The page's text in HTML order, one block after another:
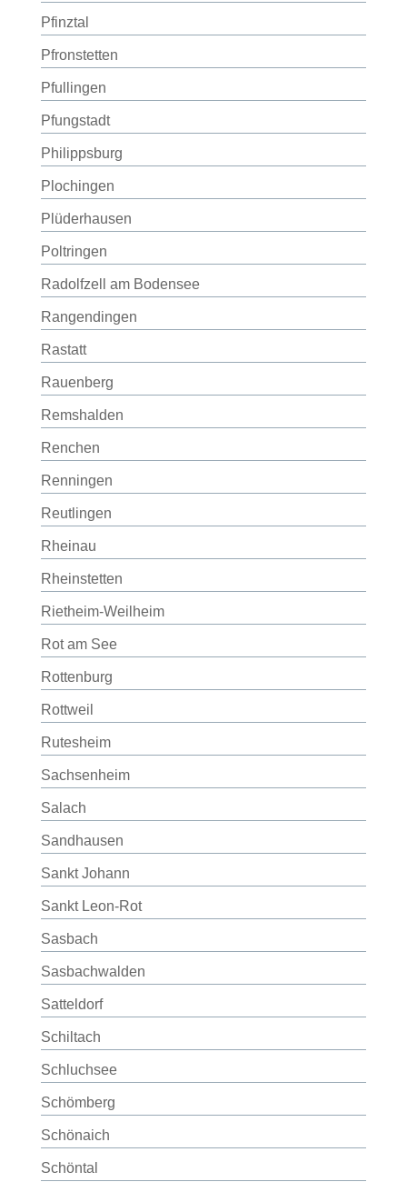
Pfinztal
Pfronstetten
Pfullingen
Pfungstadt
Philippsburg
Plochingen
Plüderhausen
Poltringen
Radolfzell am Bodensee
Rangendingen
Rastatt
Rauenberg
Remshalden
Renchen
Renningen
Reutlingen
Rheinau
Rheinstetten
Rietheim-Weilheim
Rot am See
Rottenburg
Rottweil
Rutesheim
Sachsenheim
Salach
Sandhausen
Sankt Johann
Sankt Leon-Rot
Sasbach
Sasbachwalden
Satteldorf
Schiltach
Schluchsee
Schömberg
Schönaich
Schöntal